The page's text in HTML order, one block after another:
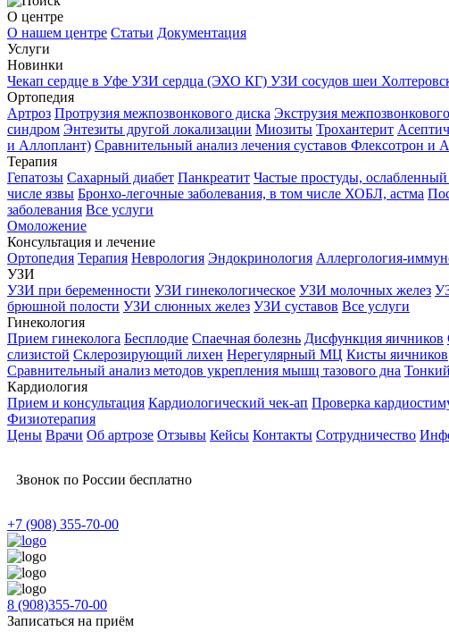
О центре
О нашем центре Статьи Документация
Услуги
Новинки
Чекап сердце в Уфе УЗИ сердца (ЭХО КГ) УЗИ сосудов шеи
Ортопедия
Артроз Протрузия межпозвонкового диска Экструзия
синдром Энтезиты другой локализации Миозиты Трохантерит
и Аллоплант) Сравнительный анализ лечения суставов Флексотрон и
Терапия
Гепатозы Сахарный диабет Панкреатит Частые простуды,
числе язвы Бронхо-легочные заболевания, в том числе ХОБЛ, астма
заболевания Все услуги
Омоложение
Консультация и лечение
Ортопедия Терапия Неврология Эндокринология Аллергология-
УЗИ
УЗИ при беременности УЗИ гинекологическое УЗИ молочных желез
брюшной полости УЗИ слюнных желез УЗИ суставов Все услуги
Гинекология
Прием гинеколога Бесплодие Спаечная болезнь Дисфункция яичников
слизистой Склерозирующий лихен Нерегулярный МЦ Кисты яичников
Сравнительный анализ методов укрепления мышц тазового дна
Кардиология
Прием и консультация Кардиологический чек-ап Проверка
Физиотерапия
Цены Врачи Об артрозе Отзывы Кейсы Контакты Сотрудничество
Звонок по России бесплатно
+7 (908) 355-70-00
8 (908)355-70-00
Записаться на приём